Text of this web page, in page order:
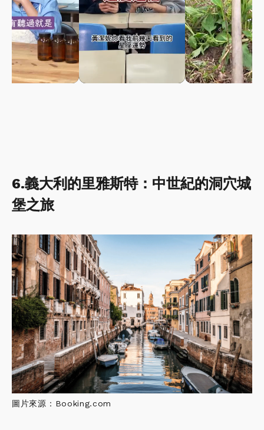
6.義大利的里雅斯特：中世紀的洞穴城
堡之旅
圖片來源：Booking.com